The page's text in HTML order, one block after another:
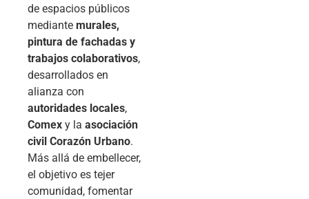
de espacios públicos
mediante murales,
pintura de fachadas y
trabajos colaborativos,
desarrollados en
alianza con
autoridades locales,
Comex y la asociación
civil Corazón Urbano.
Más allá de embellecer,
el objetivo es tejer
comunidad, fomentar